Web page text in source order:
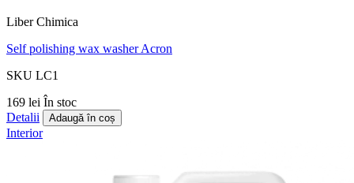
Liber Chimica
Self polishing wax washer Acron
SKU LC1
169 lei În stoc
Detalii
Adaugă în coș
Interior